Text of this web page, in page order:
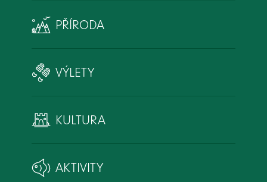
PŘÍRODA
VÝLETY
KULTURA
AKTIVITY